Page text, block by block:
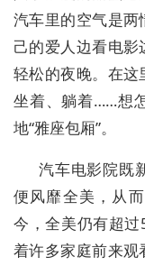
汽车里的空气是两
己的爱人边看电
轻松的夜晚。在这
坐着、躺着……想
地“雅座包厢”。
汽车电影院既
便风靡全美，从
今，全美仍有超
着许多家庭前来观